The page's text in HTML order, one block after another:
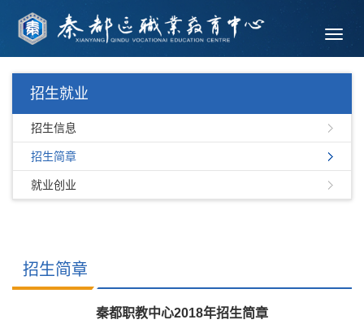
招生就业
招生信息
招生简章
就业创业
招生简章
秦都职教中心2018年招生简章